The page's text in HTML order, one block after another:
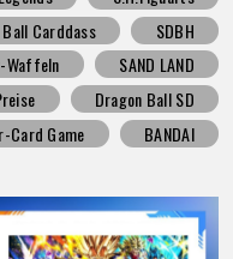
Carddass
SDBH
Waffeln
SAND LAND
Dragon Ball SD
Card Game BANDAI